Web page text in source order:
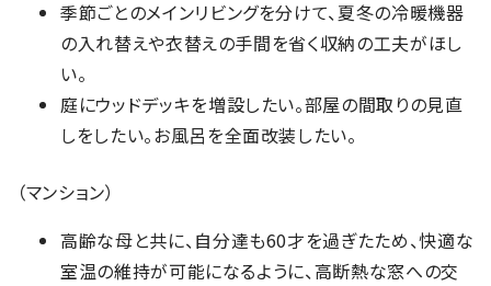
季節ごとのメインリビングを分けて、夏冬の冷暖機器
の入れ替えや衣替えの手間を省く収納の工夫がほし
い。
庭にウッドデッキを増設したい。部屋の間取りの見直
しをしたい。お風呂を全面改装したい。
（マンション）
高齢な母と共に、自分達も60才を過ぎたため、快適な
室温の維持が可能になるように、高断熱な窓への交